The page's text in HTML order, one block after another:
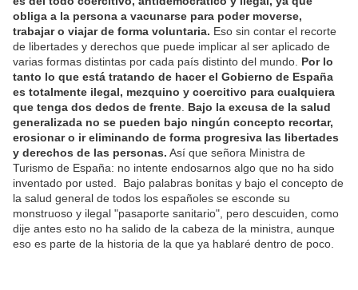
obliga a la persona a vacunarse para poder moverse,
trabajar o viajar de forma voluntaria. Eso sin contar el recorte
de libertades y derechos que puede implicar al ser aplicado de
varias formas distintas por cada país distinto del mundo. Por lo
tanto lo que está tratando de hacer el Gobierno de España
es totalmente ilegal, mezquino y coercitivo para cualquiera
que tenga dos dedos de frente Bajo la excusa de la salud
generalizada no se pueden bajo ningún concepto recortar,
erosionar o ir eliminando de forma progresiva las libertades
y derechos de las personas. Así que señora Ministra de
Turismo de España: no intente endosarnos algo que no ha sido
inventado por usted. Bajo palabras bonitas y bajo el concepto de
la salud general de todos los españoles se esconde su
monstruoso y ilegal "pasaporte sanitario", pero descuiden, como
dije antes esto no ha salido de la cabeza de la ministra, aunque
eso es parte de la historia de la que ya hablaré dentro de poco.